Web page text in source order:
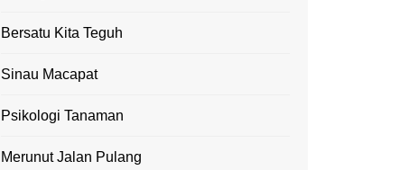
Bersatu Kita Teguh
Sinau Macapat
Psikologi Tanaman
Merunut Jalan Pulang